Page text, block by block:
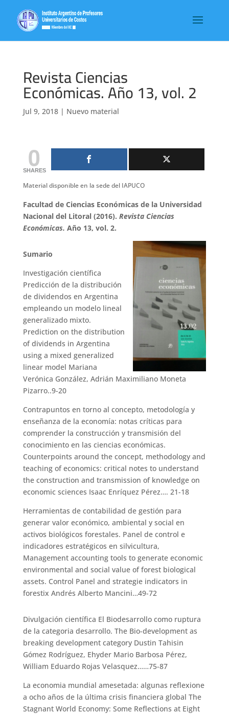
Revista Ciencias
Económicas. Año 13, vol. 2
Jul 9, 2018| Nuevo material
0
SHARES
Material disponible en la sededel IAPUCO
Facultad de Ciencias Económicas de la Universidad
Nacional del Litoral (2016). Revista Ciencias
Económicas. Año 13, vol. 2.
Sumario
Investigación científica
Predicción de la distribución
de dividendos en Argentina
empleando un modelo lineal
generalizado mixto.
Prediction on the distribution
of dividends in Argentina
using a mixed generalized
linear model Mariana
Verónica González, Adrián Maximiliano Moneta
Pizarro..9-20
Contrapuntos en torno al concepto, metodología y
enseñanza de la economía: notas críticas para
comprender la construcción y transmisión del
conocimiento en las ciencias económicas.
Counterpoints around the concept, methodology and
teaching of economics: critical notes to understand
the construction and transmission of knowledge on
economic sciences Isaac Enríquez Pérez…. 21-18
Herramientas de contabilidad de gestión para
generar valor económico, ambiental y social en
activos biológicos forestales. Panel de control e
indicadores estratégicos en silvicultura,
Management accounting tools to generate economic
environmental and social value of forest biological
assets. Control Panel and strategie indicators in
forestix Andrés Alberto Mancini…49-72
Divulgación científica El Biodesarrollo como ruptura
de la categoria desarrollo. The Bio-development as
breaking development category Dustin Tahisin
Gómez Rodríguez, Ehyder Mario Barbosa Pérez,
William Eduardo Rojas Velasquez……75-87
La economia mundial amesetada: algunas reflexione
a ocho años de la última crisis financiera global The
Stagnant World Economy: Some Reflections at Eight